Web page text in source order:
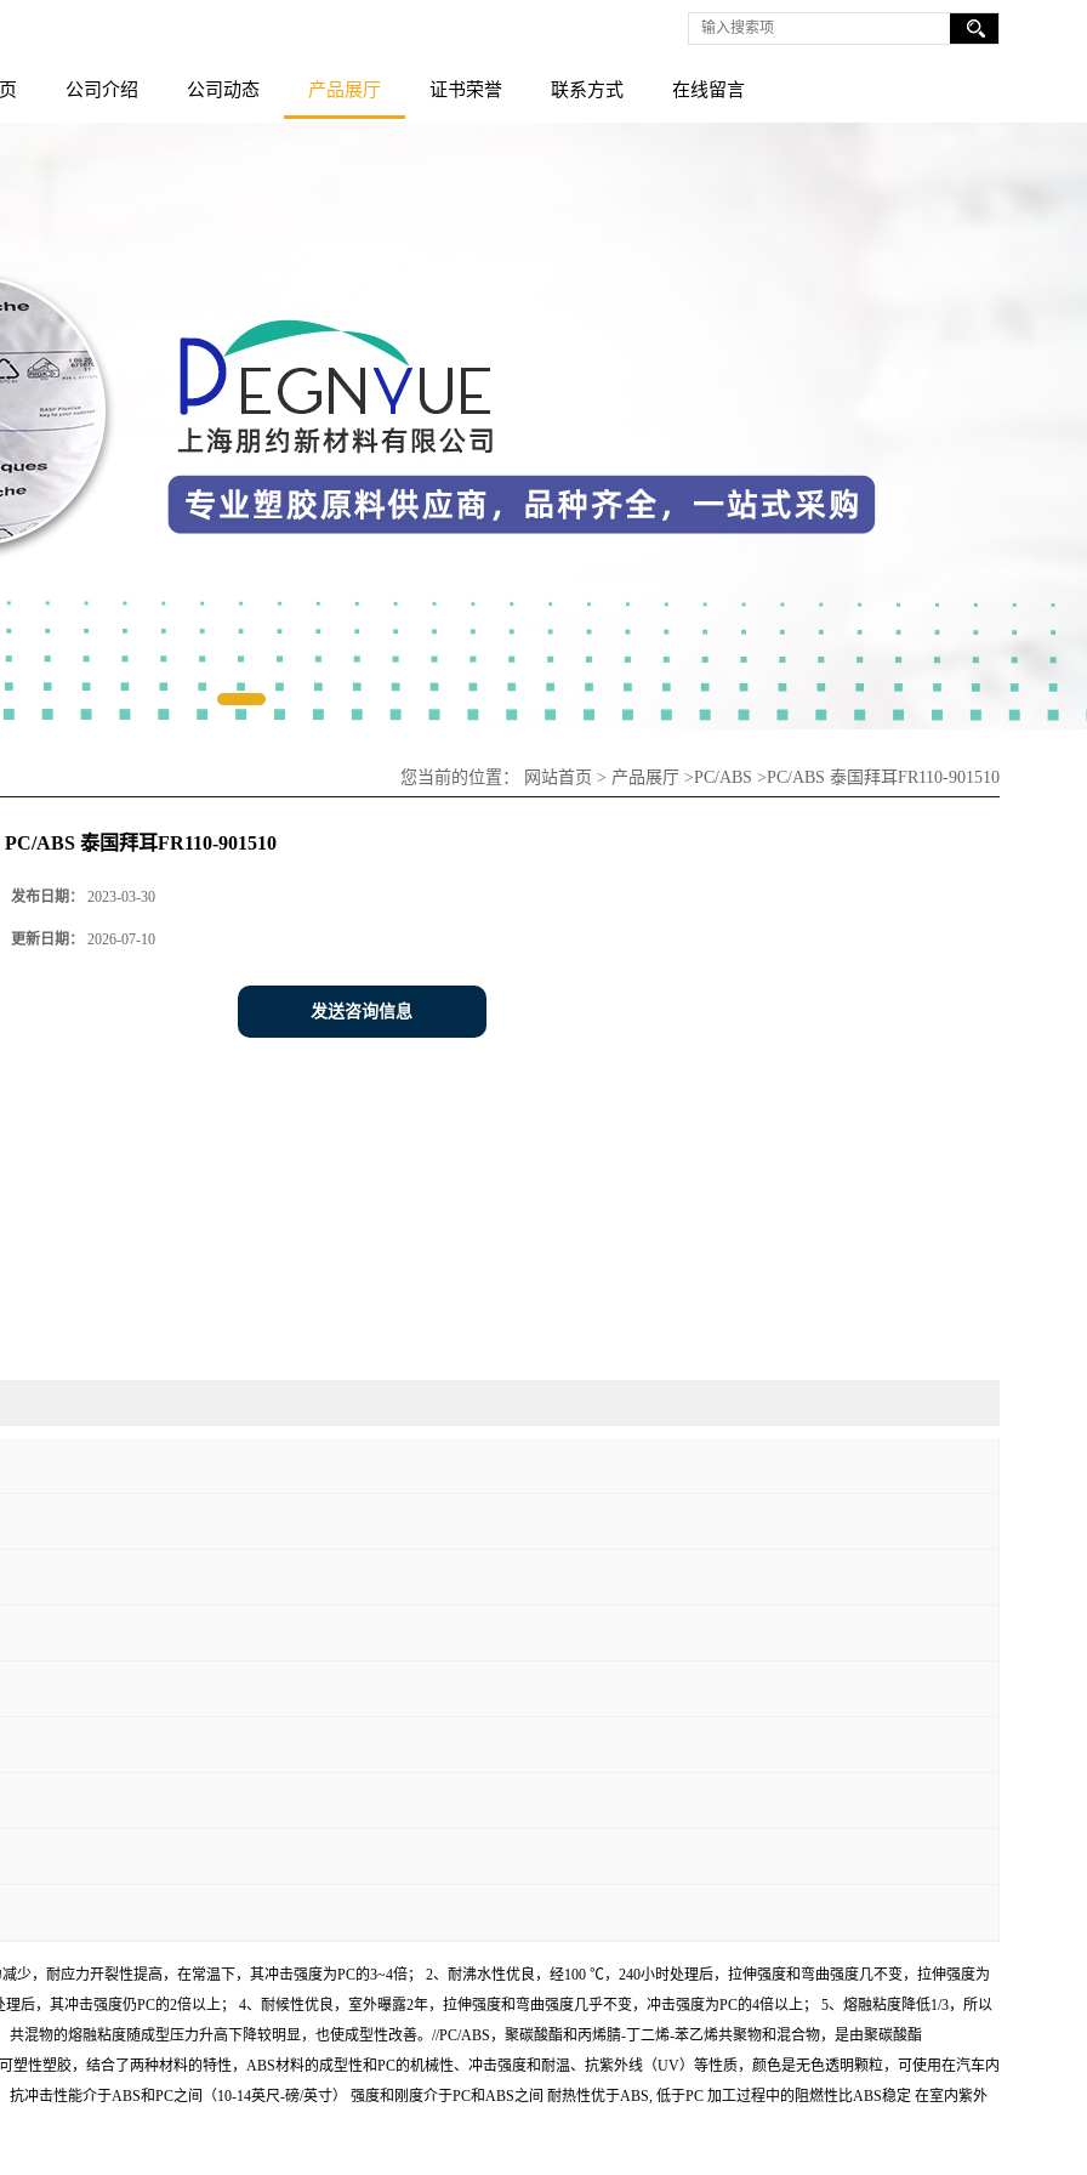
公司介绍 公司动态 产品展厅 证书荣誉 联系方式 在线留言
您当前的位置： 网站首页 > 产品展厅 >PC/ABS >PC/ABS 泰国拜耳FR110-901510
PC/ABS 泰国拜耳FR110-901510
发布日期： 2023-03-30
更新日期： 2026-07-10
发送咨询信息
少，耐应力开裂性提高，在常温下，其冲击强度为PC的3~4倍； 2、耐沸水性优良，经100 ℃，240小时处理后，拉伸强度和弯曲强度几不变，拉伸强度为
后，其冲击强度仍PC的2倍以上； 4、耐候性优良，室外曝露2年，拉伸强度和弯曲强度几乎不变，冲击强度为PC的4倍以上； 5、熔融粘度降低1/3，所以
混物的熔融粘度随成型压力升高下降较明显，也使成型性改善。//PC/ABS，聚碳酸酯和丙烯腈-丁二烯-苯乙烯共聚物和混合物，是由聚碳酸酯
塑性塑胶，结合了两种材料的特性，ABS材料的成型性和PC的机械性、冲击强度和耐温、抗紫外线（UV）等性质，颜色是无色透明颗粒，可使用在汽车内
冲击性能介于ABS和PC之间（10-14英尺-磅/英寸） 强度和刚度介于PC和ABS之间 耐热性优于ABS, 低于PC 加工过程中的阻燃性比ABS稳定 在室内紫外